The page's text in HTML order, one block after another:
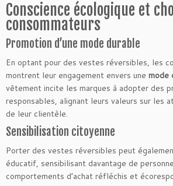
Conscience écologique et
consommateurs
Promotion d’une mode durable
En optant pour des vestes réversibles, les
montrent leur engagement envers une mode
vêtement incite les marques à adopter des
responsables, alignant leurs valeurs sur les
de leur clientèle.
Sensibilisation citoyenne
Porter des vestes réversibles peut
éducatif, sensibilisant davantage de
comportements d’achat réfléchis et